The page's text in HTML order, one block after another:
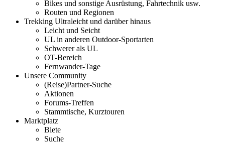
Bikes und sonstige Ausrüstung, Fahrtechnik usw.
Routen und Regionen
Trekking Ultraleicht und darüber hinaus
Leicht und Seicht
UL in anderen Outdoor-Sportarten
Schwerer als UL
OT-Bereich
Fernwander-Tage
Unsere Community
(Reise)Partner-Suche
Aktionen
Forums-Treffen
Stammtische, Kurztouren
Marktplatz
Biete
Suche